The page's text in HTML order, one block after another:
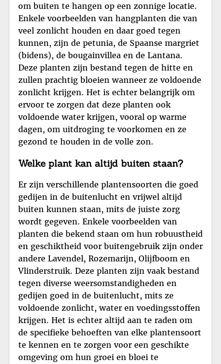
om buiten te hangen op een zonnige locatie.
Enkele voorbeelden van hangplanten die van
veel zonlicht houden en daar goed tegen
kunnen, zijn de petunia, de Spaanse margriet
(bidens), de bougainvillea en de Lantana.
Deze planten zijn bestand tegen de hitte en
zullen prachtig bloeien wanneer ze voldoende
zonlicht krijgen. Het is echter belangrijk om
ervoor te zorgen dat deze planten ook
voldoende water krijgen, vooral op warme
dagen, om uitdroging te voorkomen en ze
gezond te houden in de volle zon.
Welke plant kan altijd buiten staan?
Er zijn verschillende plantensoorten die goed
gedijen in de buitenlucht en vrijwel altijd
buiten kunnen staan, mits de juiste zorg
wordt gegeven. Enkele voorbeelden van
planten die bekend staan om hun robuustheid
en geschiktheid voor buitengebruik zijn onder
andere Lavendel, Rozemarijn, Olijfboom en
Vlinderstruik. Deze planten zijn vaak bestand
tegen diverse weersomstandigheden en
gedijen goed in de buitenlucht, mits ze
voldoende zonlicht, water en voedingsstoffen
krijgen. Het is echter altijd aan te raden om
de specifieke behoeften van elke plantensoort
te kennen en te zorgen voor een geschikte
omgeving om hun groei en bloei te